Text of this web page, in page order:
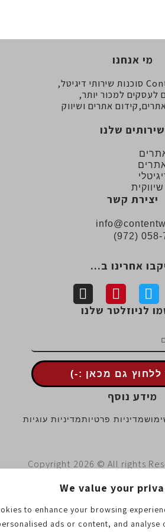
We value
use cookies to enhance your browsing
serve personalised ads or content, and
למכור יותר,
אתרים ושיווק
שלנו
קשר
ב...
שלנו
גם מכאן :-)
נוסף
פרטיותמדיניות עוגיות
Copyright 2026 © All